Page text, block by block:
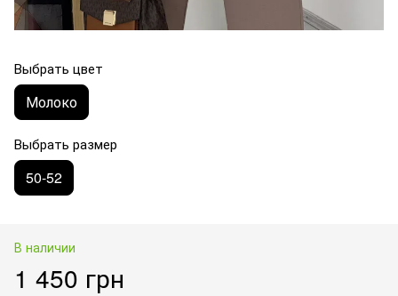
Выбрать цвет
Молоко
Выбрать размер
50-52
В наличии
1 450 грн